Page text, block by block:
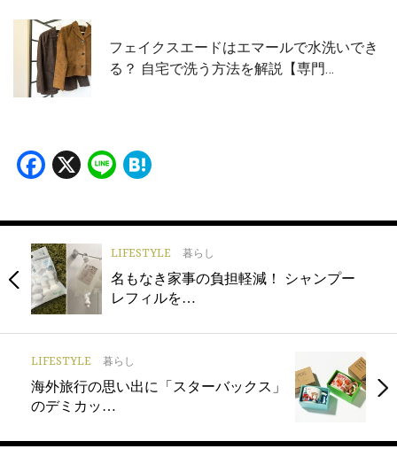
フェイクスエードはエマールで水洗いでき
る？ 自宅で洗う方法を解説【専門…
Facebook
X Line
LIFESTYLE 暮らし
名もなき家事の負担軽減！ シャンプー
レフィルを…
LIFESTYLE 暮らし
海外旅行の思い出に「スターバックス」
のデミカッ…